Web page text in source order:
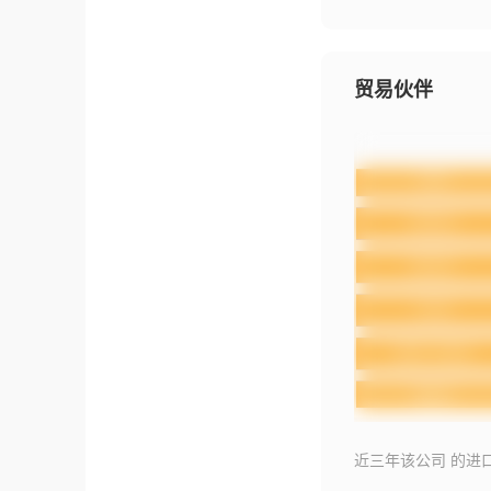
贸易伙伴
近三年该公司 的进